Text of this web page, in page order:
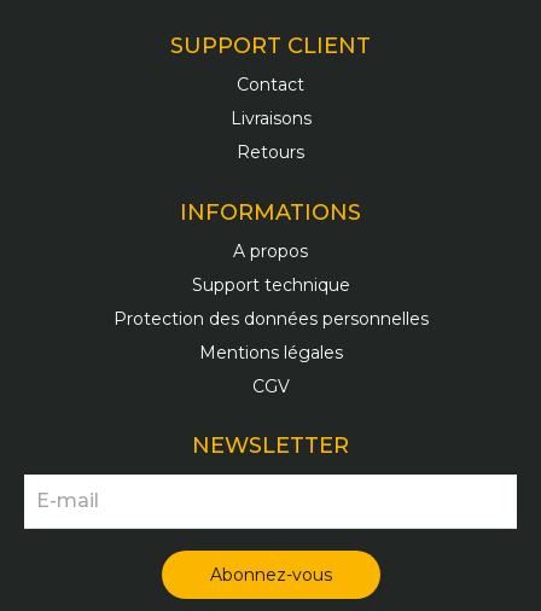
SUPPORT CLIENT
Contact
Livraisons
Retours
INFORMATIONS
A propos
Support technique
Protection des données personnelles
Mentions légales
CGV
NEWSLETTER